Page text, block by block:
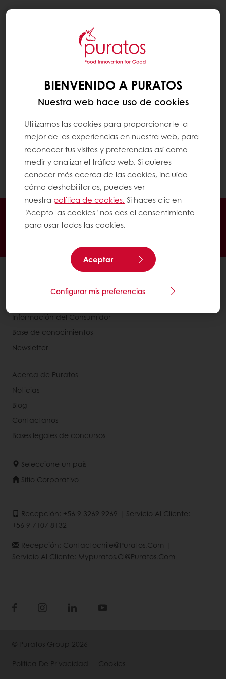
ENCONTRAR UN PRODUCTO QUE NO
COMPRO HABITUALMENTE
En el menú de MyPuratos (menú lateral en
móvil o tableta), haga clic en "Encontrar un
producto".
Puede utilizar la barra de búsqueda o los
filtros para encontrar su producto.
BIENVENIDO A PURATOS
Nuestra web hace uso de cookies
Utilizamos las cookies para proporcionarte la
mejor de las experiencias en nuestra web, para
reconocer tus visitas y preferencias así como
medir y analizar el tráfico web. Si quieres
conocer más acerca de las cookies, incluído
cómo deshabilitarlas, puedes ver
nuestra política de cookies. Si haces clic en
"Acepto las cookies" nos das el consentimiento
para usar todas las cookies.
Aceptar
Configurar mis preferencias
En línea 24/7
Pago en línea (clientes nuevos)
Promociones exclusivas
Ver todos los productos
Información del Consumidor
Base de conocimientos
Newsletter
Acerca de Puratos
Noticias
Blog
Contactanos
Bases legales de concursos
Seleccione un país
Sitio Corporativo
Recepción: +56 9 3269 9269 | Servicio Al Cliente:
+56 9 7107 8132
Recepción: Contactochile@puratos.com |
Servicio Al Cliente: Mypuratos.cl@puratos.com
© Puratos Group 2026
Política De Privacidad
Cookies